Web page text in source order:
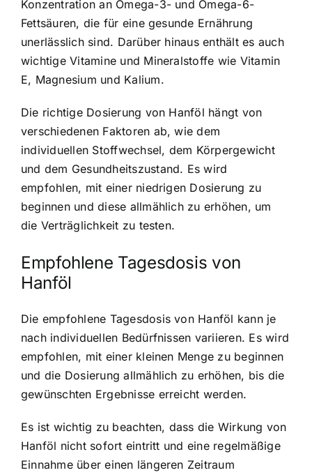
Konzentration an Omega-3- und Omega-6-
Fettsäuren, die für eine gesunde Ernährung
unerlässlich sind. Darüber hinaus enthält es auch
wichtige Vitamine und Mineralstoffe wie Vitamin
E, Magnesium und Kalium.
Die richtige Dosierung von Hanföl hängt von
verschiedenen Faktoren ab, wie dem
individuellen Stoffwechsel, dem Körpergewicht
und dem Gesundheitszustand. Es wird
empfohlen, mit einer niedrigen Dosierung zu
beginnen und diese allmählich zu erhöhen, um
die Verträglichkeit zu testen.
Empfohlene Tagesdosis von
Hanföl
Die empfohlene Tagesdosis von Hanföl kann je
nach individuellen Bedürfnissen variieren. Es wird
empfohlen, mit einer kleinen Menge zu beginnen
und die Dosierung allmählich zu erhöhen, bis die
gewünschten Ergebnisse erreicht werden.
Es ist wichtig zu beachten, dass die Wirkung von
Hanföl nicht sofort eintritt und eine regelmäßige
Einnahme über einen längeren Zeitraum